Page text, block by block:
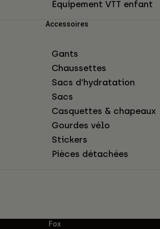
Équipement VTT enfant
Accessoires
Gants
Chaussettes
Sacs d’hydratation
Sacs
Casquettes & chapeaux
Gourdes vélo
Stickers
Pièces détachées
Fox